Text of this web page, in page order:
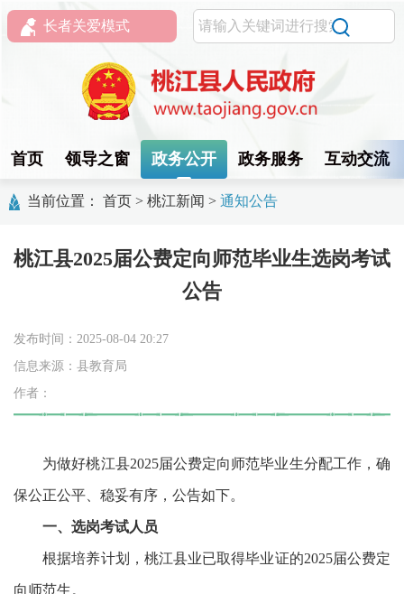
长者关爱模式
首页 领导之窗 政务公开 政务服务 互动交流
当前位置： 首页 > 桃江新闻 > 通知公告
桃江县2025届公费定向师范毕业生选岗考试
公告
发布时间：2025-08-04 20:27
信息来源：县教育局
作者：
为做好桃江县2025届公费定向师范毕业生分配工作，确
保公正公平、稳妥有序，公告如下。
一、选岗考试人员
根据培养计划，桃江县业已取得毕业证的2025届公费定
向师范生。